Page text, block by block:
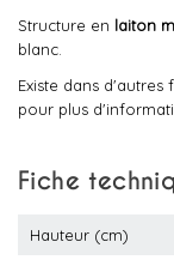
Structure en laiton
blanc.
Existe dans
pour plus
Fiche
Hauteur (cm)